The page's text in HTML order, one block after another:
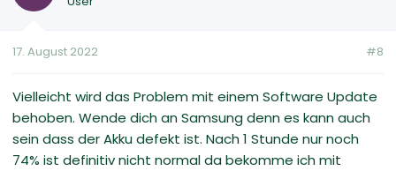
17. August 2022 #8
Vielleicht wird das Problem mit einem Software Update
behoben. Wende dich an Samsung denn es kann auch
sein dass der Akku defekt ist. Nach 1 Stunde nur noch
74% ist definitiv nicht normal da bekomme ich mit